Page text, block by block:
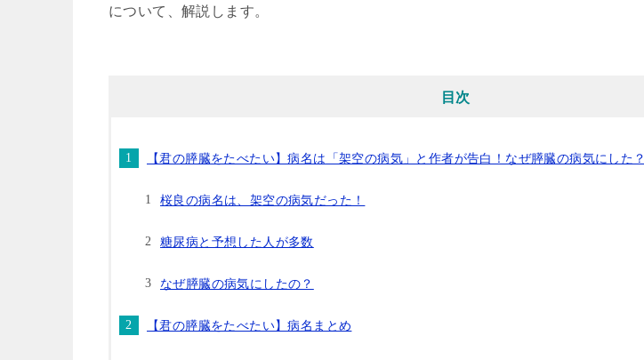
について、解説します。
目次
【君の膵臓をたべたい】病名は「架空の病気」と作者が告白！なぜ膵臓の病気にした？
桜良の病名は、架空の病気だった！
糖尿病と予想した人が多数
なぜ膵臓の病気にしたの？
【君の膵臓をたべたい】病名まとめ